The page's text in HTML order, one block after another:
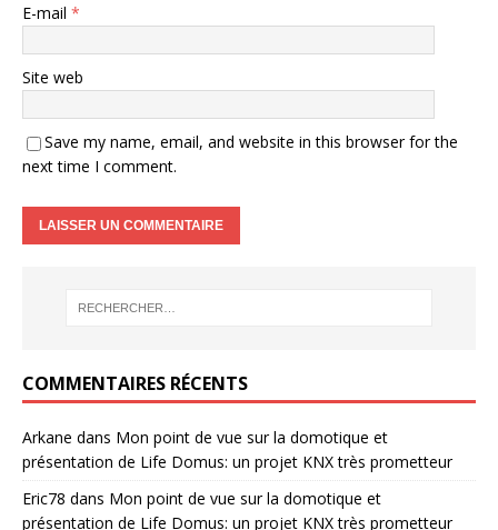
E-mail *
Site web
Save my name, email, and website in this browser for the
next time I comment.
COMMENTAIRES RÉCENTS
Arkane dans Mon point de vue sur la domotique et
présentation de Life Domus: un projet KNX très prometteur
Eric78 dans Mon point de vue sur la domotique et
présentation de Life Domus: un projet KNX très prometteur